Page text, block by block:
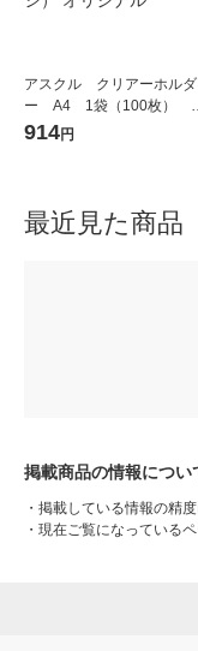
アスクル クリアーホルダ
ー A4 1袋（100枚）
タンダード ファイル（イ
914円
最近見た商品
掲載商品の情報につい
・ 掲載している情報の精
・ 現在ご覧になっている